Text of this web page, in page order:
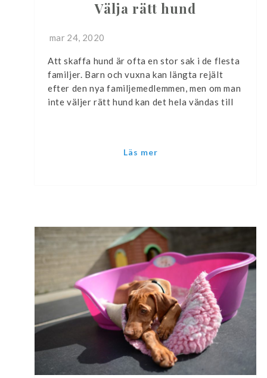
Välja rätt hund
mar 24, 2020
Att skaffa hund är ofta en stor sak i de flesta
familjer. Barn och vuxna kan längta rejält
efter den nya familjemedlemmen, men om man
inte väljer rätt hund kan det hela vändas till